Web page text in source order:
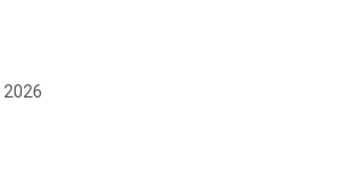
2026